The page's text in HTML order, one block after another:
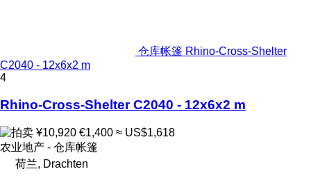
仓库帐篷 Rhino-Cross-Shelter
C2040 - 12x6x2 m
4
Rhino-Cross-Shelter C2040 - 12x6x2 m
¥10,920 €1,400 ≈ US$1,618
农业地产 - 仓库帐篷
荷兰, Drachten